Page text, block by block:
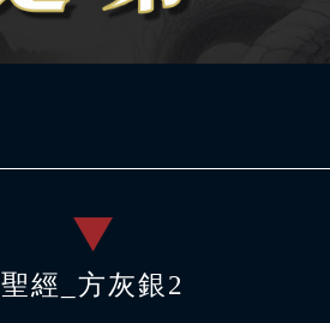
聖經_方灰銀2